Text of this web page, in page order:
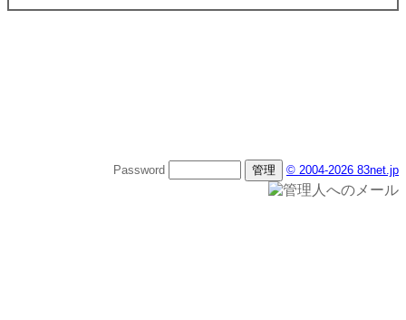
Password © 2004-2026 83net.jp